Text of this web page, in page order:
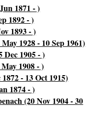
1871 - )
1892 - )
1893 - )
1928 - 10 Sep 1961)
1905 - )
1908 - )
- 13 Oct 1915)
1874 - )
(20 Nov 1904 - 30